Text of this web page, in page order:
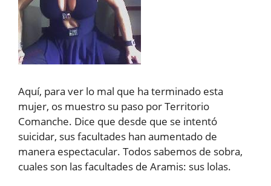
Aquí, para ver lo mal que ha terminado esta
mujer, os muestro su paso por Territorio
Comanche. Dice que desde que se intentó
suicidar, sus facultades han aumentado de
manera espectacular. Todos sabemos de sobra,
cuales son las facultades de Aramis: sus lolas.